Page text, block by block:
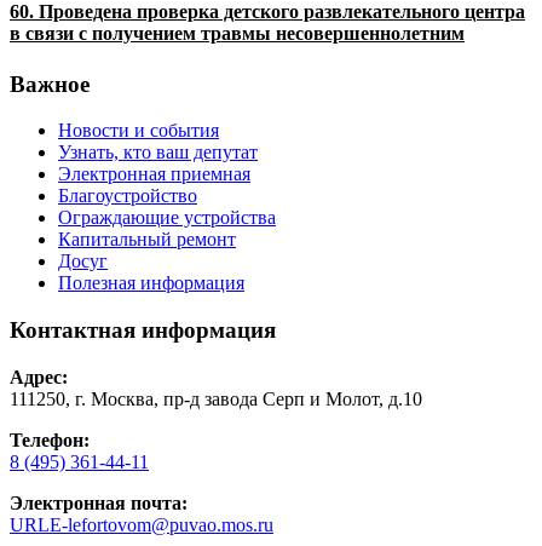
60. Проведена проверка детского развлекательного центра
в связи с получением травмы несовершеннолетним
Важное
Новости и события
Узнать, кто ваш депутат
Электронная приемная
Благоустройство
Ограждающие устройства
Капитальный ремонт
Досуг
Полезная информация
Контактная информация
Адрес:
111250, г. Москва, пр-д завода Серп и Молот, д.10
Телефон:
8 (495) 361-44-11
Электронная почта:
URLE-lefortovom@puvao.mos.ru